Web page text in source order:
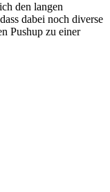
den langen
dabei noch diverse
Pushup zu einer